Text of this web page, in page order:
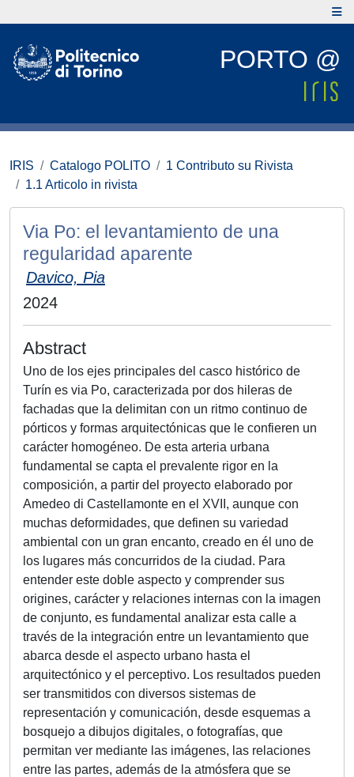
PORTO @
IRIS Catalogo POLITO
1 Contributo su Rivista
1.1 Articolo in rivista
Via Po: el levantamiento de una
regularidad aparente
Davico, Pia
2024
Abstract
Uno de los ejes principales del casco histórico de
Turín es via Po, caracterizada por dos hileras de
fachadas que la delimitan con un ritmo continuo de
pórticos y formas arquitectónicas que le confieren un
carácter homogéneo. De esta arteria urbana
fundamental se capta el prevalente rigor en la
composición, a partir del proyecto elaborado por
Amedeo di Castellamonte en el XVII, aunque con
muchas deformidades, que definen su variedad
ambiental con un gran encanto, creado en él uno de
los lugares más concurridos de la ciudad. Para
entender este doble aspecto y comprender sus
origines, carácter y relaciones internas con la imagen
de conjunto, es fundamental analizar esta calle a
través de la integración entre un levantamiento que
abarca desde el aspecto urbano hasta el
arquitectónico y el perceptivo. Los resultados pueden
ser transmitidos con diversos sistemas de
representación y comunicación, desde esquemas a
bosquejo a dibujos digitales, o fotografías, que
permitan ver mediante las imágenes, las relaciones
entre las partes, además de la atmósfera que se